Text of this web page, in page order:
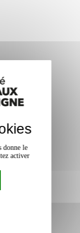
donne le
activer